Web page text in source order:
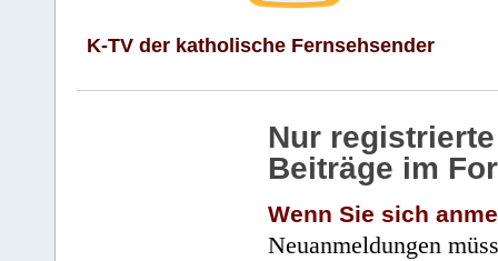
K-TV der katholische Fernsehsender
Nur
Beiträge im
Wenn Sie sich
Neuanmeldungen